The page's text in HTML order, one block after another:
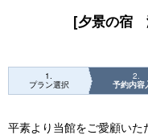
[夕景の宿
1
プラン選択
2
予約内容
平素より当館をご愛顧いた